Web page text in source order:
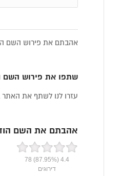
אהבתם את פירוש השם
שתפו את פירוש השם
עזרו לנו לשתף את
אהבתם את השם
4.4
(87.95%)
78
דירוגים